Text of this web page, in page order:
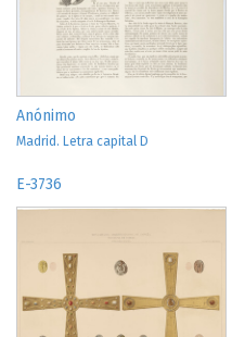
Anónimo
Madrid. Letra capital D
E-3736